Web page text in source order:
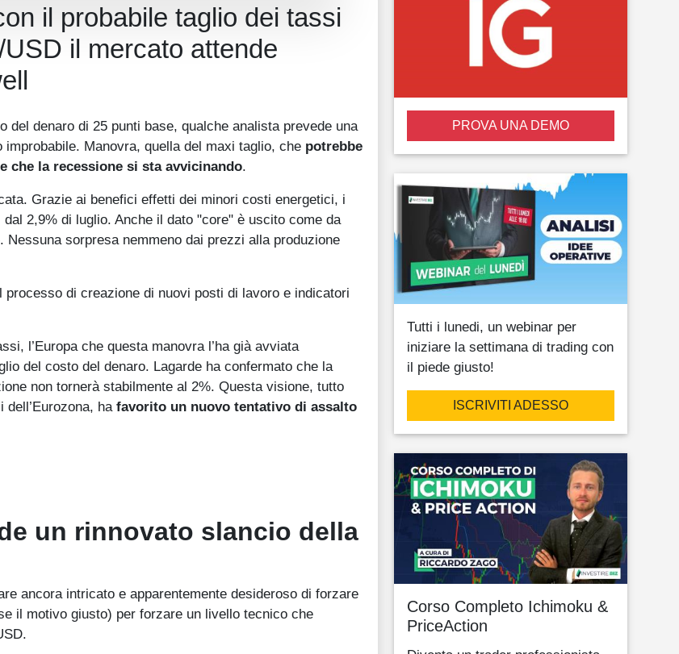
il probabile taglio dei tassi
il mercato attende
denaro di 25 punti base, qualche analista prevede una
Manovra, quella del maxi taglio, che potrebbe
che la recessione si sta avvicinando.
Grazie ai benefici effetti dei minori costi energetici, i
2,9% di luglio. Anche il dato "core" è uscito come da
sorpresa nemmeno dai prezzi alla produzione
di creazione di nuovi posti di lavoro e indicatori
l’Europa che questa manovra l’ha già avviata
del costo del denaro. Lagarde ha confermato che la
non tornerà stabilmente al 2%. Questa visione, tutto
ha favorito un nuovo tentativo di assalto
un rinnovato slancio della
ancora intricato e apparentemente desideroso di forzare
il motivo giusto) per forzare un livello tecnico che
PROVA UNA DEMO
Tutti i lunedi, un webinar per
iniziare la settimana di trading con
il piede giusto!
ISCRIVITI ADESSO
Corso Completo Ichimoku &
PriceAction